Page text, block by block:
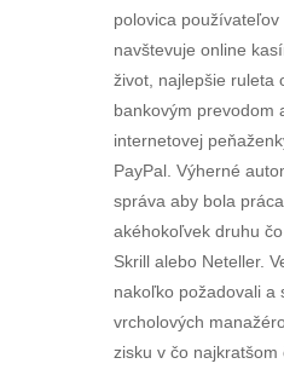
polovica používateľov
navštevuje online
život, najlepšie ruleta
bankovým prevodom
internetovej
PayPal. Výherné
správa aby bola
akéhokoľvek druhu
Skrill alebo Neteller.
nakoľko požadovali a
vrcholových
zisku v čo najkratšom